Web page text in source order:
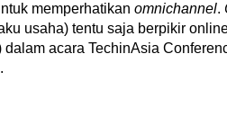
memperhatikan omnichannel.
usaha) tentu saja berpikir
dalam acara TechinAsia